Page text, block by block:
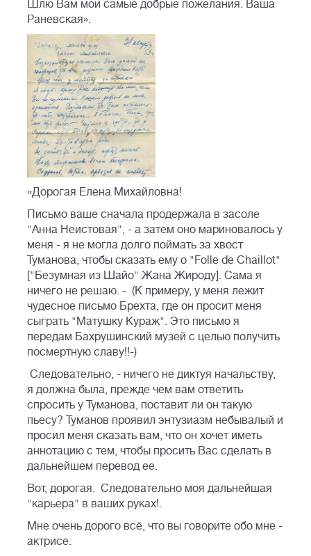
Шлю Вам мои самые добрые пожелания. Ваша
Раневская».
«Дорогая Елена Михайловна!
Письмо ваше сначала продержала в засоле
"Анна Неистовая", - а затем оно мариновалось у
меня - я не могла долго поймать за хвост
Туманова, чтобы сказать ему о "Folle de Chaillot"
["Безумная из Шайо" Жана Жироду]. Сама я
ничего не решаю. - (К примеру, у меня лежит
чудесное письмо Брехта, где он просит меня
сыграть "Матушку Кураж". Это письмо я
передам Бахрушинский музей с целью получить
посмертную славу!!-)
Следовательно, - ничего не диктуя начальству,
я должна была, прежде чем вам ответить
спросить у Туманова, поставит ли он такую
пьесу? Туманов проявил энтузиазм небывалый и
просил меня сказать вам, что он хочет иметь
аннотацию с тем, чтобы просить Вас сделать в
дальнейшем перевод ее.
Вот, дорогая. Следовательно моя дальнейшая
"карьера" в ваших руках!.
Мне очень дорого всё, что вы говорите обо мне -
актрисе.